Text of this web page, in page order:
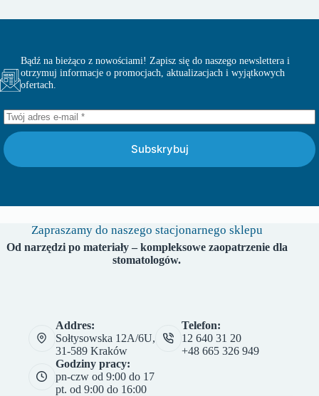
Bądź na bieżąco z nowościami! Zapisz się do naszego newslettera i
otrzymuj informacje o promocjach, aktualizacjach i wyjątkowych
ofertach.
Subskrybuj
Zapraszamy do naszego stacjonarnego sklepu
Od narzędzi po materiały – kompleksowe zaopatrzenie dla
stomatologów.
Addres:
Sołtysowska 12A/6U,
31-589 Kraków
Telefon:
12 640 31 20
+48 665 326 949
Godziny pracy:
pn-czw od 9:00 do 17
pt. od 9:00 do 16:00